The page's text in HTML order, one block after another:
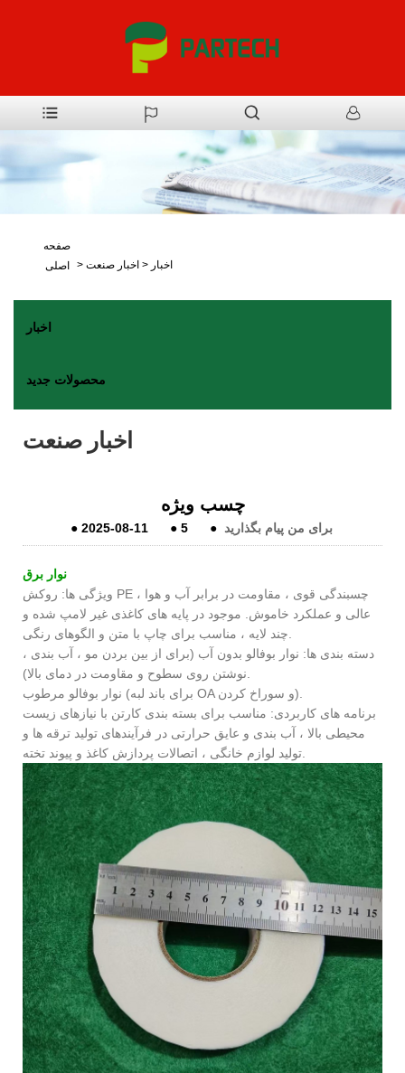
صفحه
اصلی
> اخبار > اخبار صنعت
اخبار
محصولات جدید
اخبار صنعت
چسب ویژه
●2025-08-11 ●5 ● برای من پیام بگذارید
نوار برق
ویژگی ها: روکش PE ، چسبندگی قوی ، مقاومت در برابر آب و هوا
عالی و عملکرد خاموش. موجود در پایه های کاغذی غیر لامپ شده و
چند لایه ، مناسب برای چاپ با متن و الگوهای رنگی.
دسته بندی ها: نوار بوفالو بدون آب (برای از بین بردن مو ، آب بندی ،
نوشتن روی سطوح و مقاومت در دمای بالا).
نوار بوفالو مرطوب (برای باند لبه OA و سوراخ کردن).
برنامه های کاربردی: مناسب برای بسته بندی کارتن با نیازهای زیست
محیطی بالا ، آب بندی و عایق حرارتی در فرآیندهای تولید ترقه ها و
تولید لوازم خانگی ، اتصالات پردازش کاغذ و پیوند تخته.